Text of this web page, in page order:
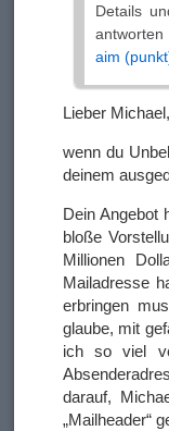
Details
antworten
aim
Lieber Michael,
wenn du
deinem
Dein Angebot
bloße
Millionen
Mailadresse
erbringen
glaube, mit
ich so viel
darauf,
„Mailheader“